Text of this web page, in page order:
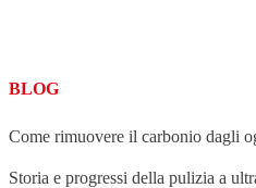
BLOG
Come rimuovere il carbonio dagli
Storia e progressi della pulizia a